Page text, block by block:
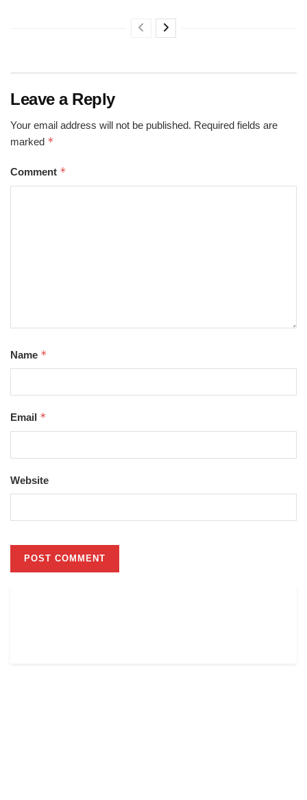
Leave a Reply
Your email address will not be published. Required fields are
marked *
Comment *
Name *
Email *
Website